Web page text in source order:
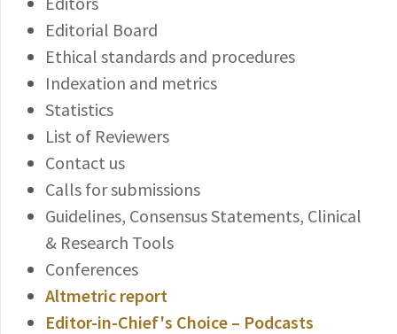
Editorial Board
Ethical standards and procedures
Indexation and metrics
Statistics
List of Reviewers
Contact us
Calls for submissions
Guidelines, Consensus Statements, Clinical
& Research Tools
Conferences
Altmetric report
Editor-in-Chief's Choice – Podcasts